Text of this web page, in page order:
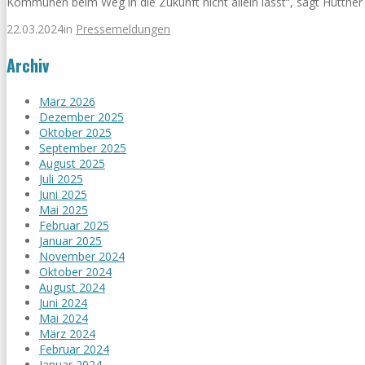
22.03.2024in Pressemeldungen
Archiv
März 2026
Dezember 2025
Oktober 2025
September 2025
August 2025
Juli 2025
Juni 2025
Mai 2025
Februar 2025
Januar 2025
November 2024
Oktober 2024
August 2024
Juni 2024
Mai 2024
März 2024
Februar 2024